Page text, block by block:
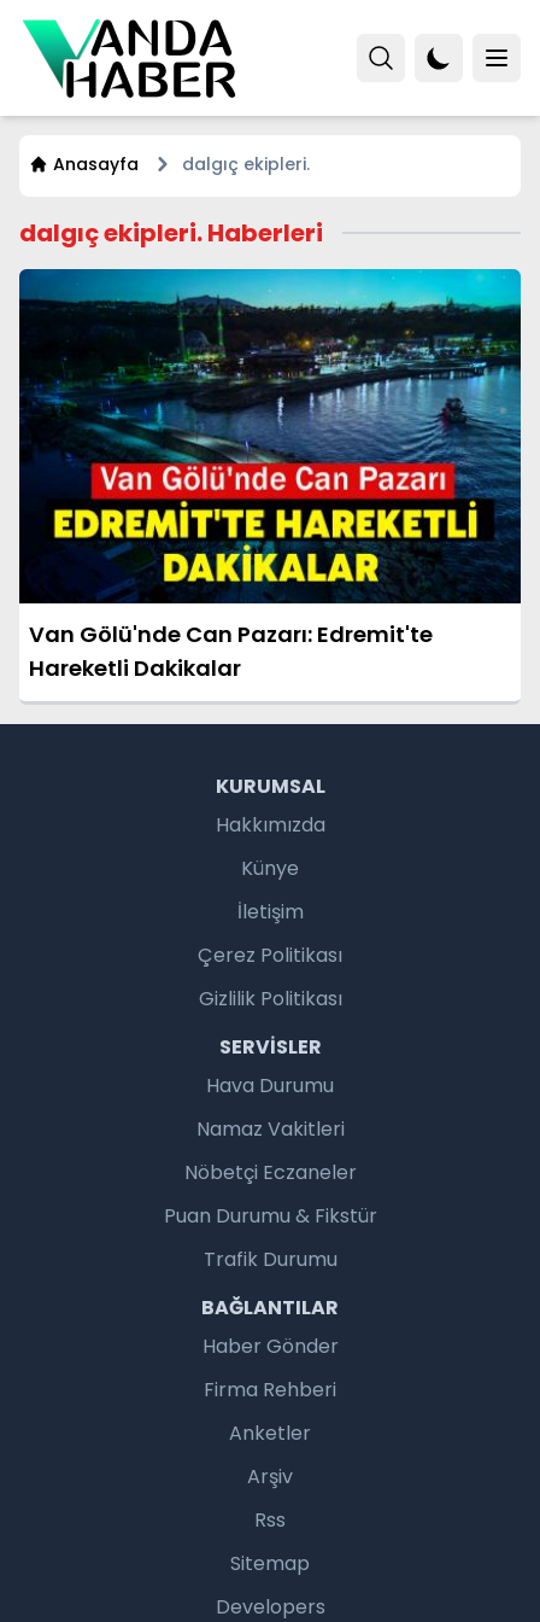
Anasayfa dalgıç ekipleri.
dalgıç ekipleri. Haberleri
Van Gölü'nde Can Pazarı: Edremit'te
Hareketli Dakikalar
KURUMSAL
Hakkımızda
Künye
İletişim
Çerez Politikası
Gizlilik Politikası
SERVISLER
Hava Durumu
Namaz Vakitleri
Nöbetçi Eczaneler
Puan Durumu & Fikstür
Trafik Durumu
BAĞLANTILAR
Haber Gönder
Firma Rehberi
Anketler
Arşiv
Rss
Sitemap
Developers